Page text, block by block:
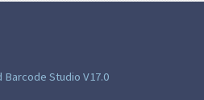
Studio V17.0